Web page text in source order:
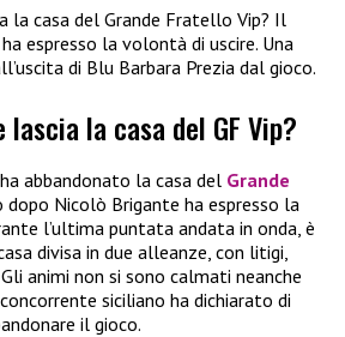
la casa del Grande Fratello Vip? Il
espresso la volontà di uscire. Una
di Blu Barbara Prezia dal gioco.
la casa del GF Vip?
ha abbandonato la casa del Grande
dopo Nicolò Brigante ha espresso la
l’ultima puntata andata in onda, è
divisa in due alleanze, con litigi,
animi non si sono calmati neanche
siciliano ha dichiarato di
il gioco.